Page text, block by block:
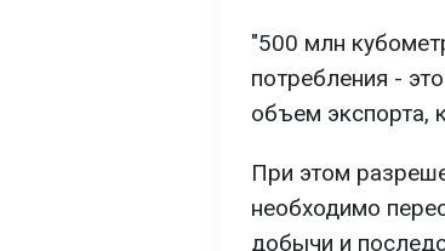
"500 млн
потребления -
объем экспорта,
При этом
необходимо
добычи и